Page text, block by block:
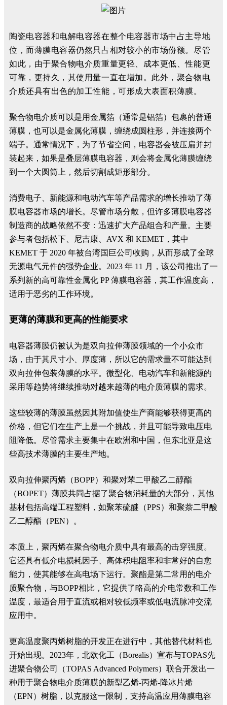
陶瓷电容器和电解电容器在整个电容器市场中占主导地
位，而薄膜电容器仍然只占相对较小的市场份额。尽管
如此，由于聚合物电介质重量更轻、成本更低、性能更
可靠，更持久，其使用量一直在增加。此外，聚合物电
介质还具有出色的加工性能，可形成大表面积薄膜。
聚合物电介质可以是用金属箔（通常是铝箔）包裹的普通
薄膜，也可以是金属化薄膜，缠绕成圆柱形，并连接两个
端子。通常情况下，为了节省空间，电容器会被压扁并封
装起来，如果是叠层薄膜电容器，则会将金属化薄膜缠绕
到一个大圆筒上，然后切割成矩形部分。
消费电子、新能源和电动汽车等产品需求的增长推动了薄
膜电容器市场的增长。尽管市场分散，但许多薄膜电容器
制造商的战略依然不变：迅速扩大产品组合和产量。主要
参与者包括松下、尼吉康、AVX 和 KEMET，其中
KEMET 于 2020 年被台湾国巨公司收购，从而形成了全球
无源电气元件的强势企业。2023 年 11 月，该公司推出了一
系列新的高可靠性金属化 PP 薄膜电容器，其工作温度高，
适用于恶劣的工作环境。
更薄的薄膜和更高的性能要求
电容器薄膜仍被认为是双向拉伸薄膜领域的一个小众市
场，由于其尺寸小、厚度薄，所以它的需求量不可能达到
双向拉伸包装薄膜的水平。微型化、电动汽车和新能源的
采用等趋势将继续推动对越来越薄的电介质薄膜的需求。
这些较薄的薄膜虽然因其附加值使生产商能够获得更高的
价格，但它们在生产上是一个挑战，并且可能导致电压电
阻降低。尽管需求主要集中在欧洲和中国，但东北亚是这
些高技术薄膜的主要生产地。
双向拉伸聚丙烯（BOPP）和聚对苯二甲酸乙二醇酯
（BOPET）薄膜共同占据了聚合物消耗量的大部分，其他
基材包括高端工程塑料，如聚苯硫醚（PPS）和聚萘二甲酸
乙二醇酯（PEN）。
本质上，聚丙烯在聚合物电介质中具有最高的击穿强度。
它还具有低介电损耗因子、高体积电阻率和非常好的自愈
能力，使其能够在高电场下运行。聚酯是第二常用的电介
质聚合物，与BOPP相比，它提供了略高的介电常数和工作
温度，最适合用于直流或相对较低频率或低电流脉冲交流
应用中。
更高温度聚丙烯树脂的开发正在进行中，其他替代材料也
开始出现。2023年，北欧化工（Borealis）宣布与TOPAS先
进聚合物公司（TOPAS Advanced Polymers）联合开发出一
种用于聚合物电介质薄膜的新型乙烯-丙烯-降冰片烯
（EPN）树脂，以克服这一限制，支持高温应用薄膜电容